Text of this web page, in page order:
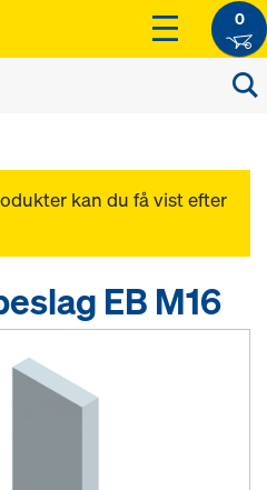
0
kan du få vist efter
EB M16